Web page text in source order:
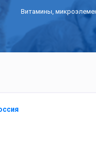
Витамины,